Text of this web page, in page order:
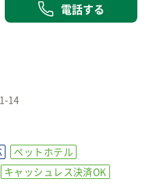
電話する
14
ペットホテル
キャッシュレス決済OK